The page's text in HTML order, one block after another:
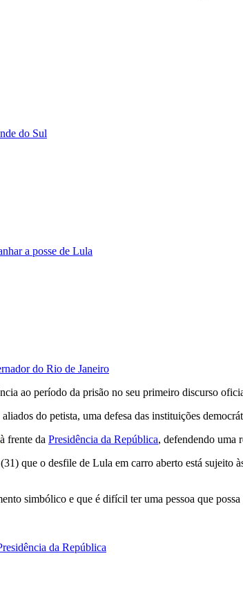
do Sul
a posse de Lula
do Rio de Janeiro
ao período da prisão no seu primeiro discurso
do petista, uma defesa das instituições
à frente da Presidência da República, defendendo uma
que o desfile de Lula em carro aberto está sujeito
simbólico e que é difícil ter uma pessoa que
da República